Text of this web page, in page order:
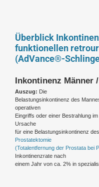
Überblick
funktionellen
(AdVance®-
Inkontinenz Männer
Auszug: Die
Belastungsinkontinenz des
operativen
Eingriffs oder einer Bestrahlung
Ursache
für eine Belastungsinkontinenz
Prostatektomie
(Totalentfernung der Prostata bei
Inkontinenzrate nach
einem Jahr von ca. 2% in